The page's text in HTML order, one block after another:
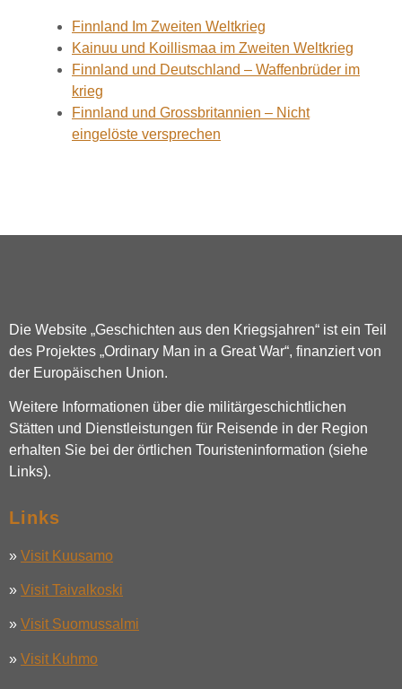
Finnland Im Zweiten Weltkrieg
Kainuu und Koillismaa im Zweiten Weltkrieg
Finnland und Deutschland – Waffenbrüder im
krieg
Finnland und Grossbritannien – Nicht
eingelöste versprechen
Die Website „Geschichten aus den Kriegsjahren“ ist ein Teil
des Projektes „Ordinary Man in a Great War“, finanziert von
der Europäischen Union.
Weitere Informationen über die militärgeschichtlichen
Stätten und Dienstleistungen für Reisende in der Region
erhalten Sie bei der örtlichen Touristeninformation (siehe
Links).
Links
» Visit Kuusamo
» Visit Taivalkoski
» Visit Suomussalmi
» Visit Kuhmo